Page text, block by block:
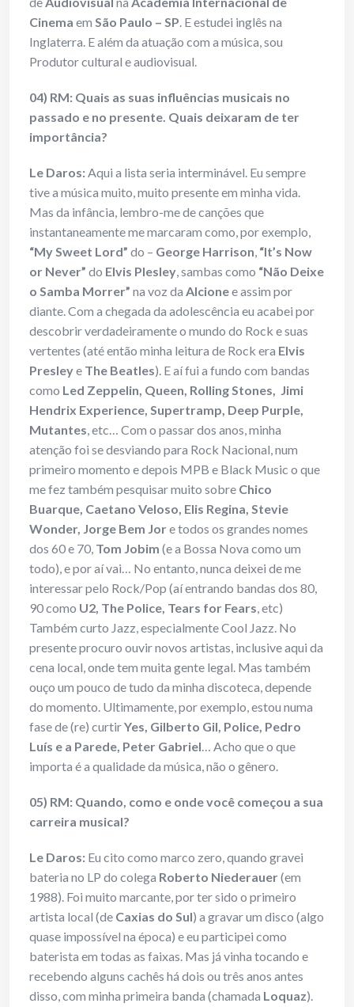
Cinema em São Paulo – SP. E estudei inglês na
Inglaterra. E além da atuação com a música, sou
Produtor cultural e audiovisual.
04) RM: Quais as suas influências musicais no
passado e no presente. Quais deixaram de ter
importância?
Le Daros:Aqui a lista seria interminável. Eu sempre
tive a música muito, muito presente em minha vida.
Mas da infância, lembro-me de canções que
instantaneamente me marcaram como, por exemplo,
“My Sweet Lord” do – George Harrison, “It’s Now
or Never” do Elvis Plesley, sambas como “Não Deixe
o Samba Morrer” na voz da Alcionee assim por
diante. Com a chegada da adolescência eu acabei por
descobrir verdadeiramente o mundo do Rock e suas
vertentes (até então minha leitura de Rock era Elvis
Presleye The Beatles). E aí fui a fundo com bandas
como Led Zeppelin, Queen, Rolling Stones, Jimi
Hendrix Experience, Supertramp, Deep Purple,
Mutantes, etc… Com o passar dos anos, minha
atenção foi se desviando para Rock Nacional, num
primeiro momento e depois MPB e Black Music o que
me fez também pesquisar muito sobre Chico
Buarque, Caetano Veloso, Elis Regina, Stevie
Wonder, Jorge Bem Jore todos os grandes nomes
dos 60 e 70, Tom Jobim (e a Bossa Nova como um
todo), e por aí vai… No entanto, nunca deixei de me
interessar pelo Rock/Pop (aí entrando bandas dos 80,
90 como U2, The Police, Tears for Fears, etc)
Também curto Jazz, especialmente Cool Jazz. No
presente procuro ouvir novos artistas, inclusive aqui da
cena local, onde tem muita gente legal. Mas também
ouço um pouco de tudo da minha discoteca, depende
do momento. Ultimamente, por exemplo, estou numa
fase de (re) curtirYes, Gilberto Gil, Police, Pedro
Luís e a Parede, Peter Gabriel… Acho que o que
importa é a qualidade da música, não o gênero.
05) RM: Quando, como e onde você começou a sua
carreira musical?
Le Daros: Eu cito como marco zero, quando gravei
bateria no LP do colega Roberto Niederauer(em
1988). Foi muito marcante, por ter sido o primeiro
artista local (de Caxias do Sul) a gravar um disco (algo
quase impossível na época) e eu participei como
baterista em todas as faixas. Mas já vinha tocando e
recebendo alguns cachês há dois ou três anos antes
disso, com minha primeira banda (chamada Loquaz).